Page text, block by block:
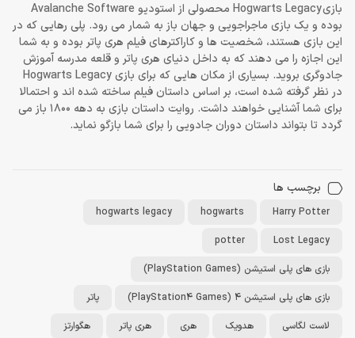
بازی Hogwarts Legacy محصولی از استودیو Avalanche Software
بوده و یک بازی ماجراجویی و جهان باز به شمار می رود. پلی رهایی که در
این بازی هستند، شخصیت ها و کاراکترهای فیلم هری پاتر بوده و به شما
این اجازه را می دهند که به داخل دنیای هری پاتر و قلعه مدرسه آموزش
جادوگری بروید. بسیاری از مکان هایی که برای بازی Hogwarts Legacy
در نظر گرفته شده است، بر اساس داستان فیلم ساخته شده اند و احتمالا
برای شما آشنایی خواهند داشت. روایت داستان بازی به دهه 1800 باز می
گردد تا بتواند داستان دوران جادویی را برای شما بازگو نماید.
برچسب ها
Harry Potter
hogwarts
hogwarts legacy
Lost Legacy
potter
بازی های پلی استیشن (PlayStation Games)
بازی های پلی استیشن 4 (PlayStation4 Games)
پاتر
لاست لگاسی
هدویک هری هری پاتر هگوارتز